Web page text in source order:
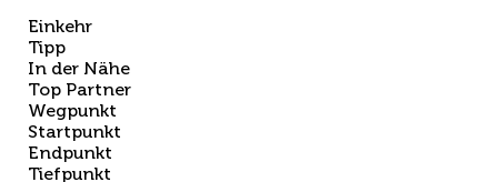
Einkehr
Tipp
In der Nähe
Top Partner
Wegpunkt
Startpunkt
Endpunkt
Tiefpunkt